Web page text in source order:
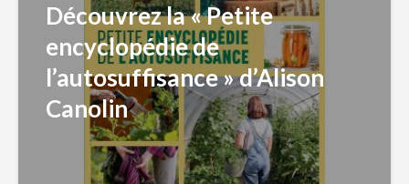
Découvrez la « Petite
encyclopédie de
l’autosuffisance » d’Alison
Canolin